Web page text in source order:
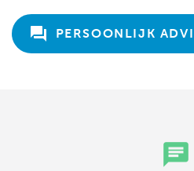
question_answer PERSOONLIJK
chat